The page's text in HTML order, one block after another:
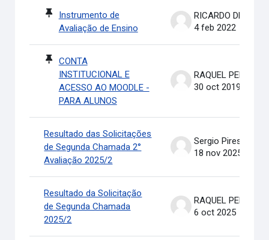
Instrumento de
Avaliação de Ensino
4 feb 2022
CONTA
INSTITUCIONAL E
ACESSO AO MOODLE -
PARA ALUNOS
30 oct 2019
Resultado das Solicitações
de Segunda Chamada 2°
Avaliação 2025/2
18 nov 2025
Resultado da Solicitação
de Segunda Chamada
2025/2
6 oct 2025